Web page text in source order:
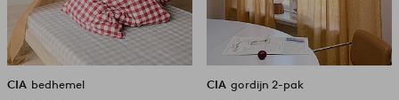
CIA bedhemel
CIA gordijn 2-pak